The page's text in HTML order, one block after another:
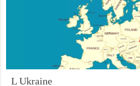
L Ukraine